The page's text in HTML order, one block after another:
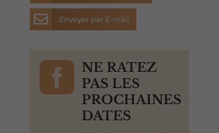
 Envoyer par E-mail

NE RATEZ
PAS LES
PROCHAINES
DATES